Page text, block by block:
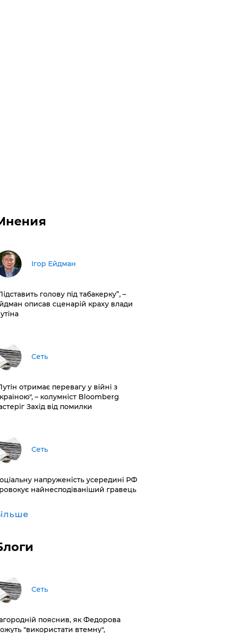
Ігор Ейдман
голову під табакерку”, –
описав сценарій краху влади
Сеть
отримає перевагу у війні з
– колумніст Bloomberg
Захід від помилки
Сеть
напруженість усередині РФ
найнесподіваніший гравець
Сеть
пояснив, як Федорова
"використати втемну",